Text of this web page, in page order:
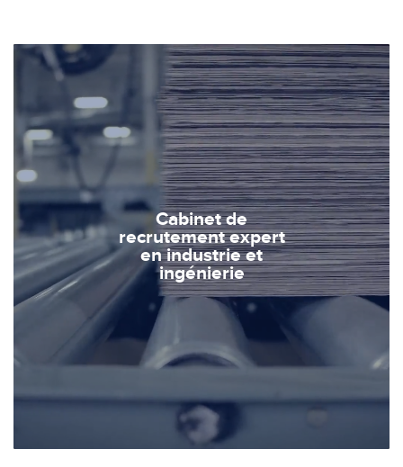
Cabinet de
recrutement expert
en industrie et
ingénierie